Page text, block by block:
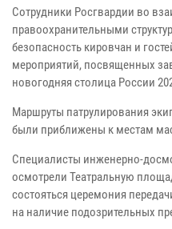
Сотрудники Росгвардии во
правоохранительными
безопасность кировчан и
мероприятий, посвященных
новогодняя столица России
Маршруты патрулирования
были приближены к местам
Специалисты инженерно-
осмотрели Театральную
состояться церемония
на наличие подозрительных